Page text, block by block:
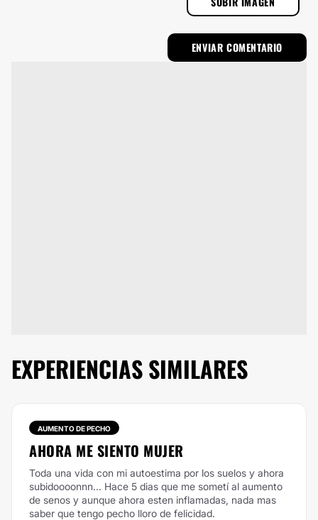
EXPERIENCIAS SIMILARES
AUMENTO DE PECHO
AHORA ME SIENTO MUJER
Toda una vida con mi autoestima por los suelos y ahora
subidoooonnn... Hace 5 dias que me sometí al aumento
de senos y aunque ahora esten inflamadas, nada mas
saber que tengo pecho lloro de felicidad.